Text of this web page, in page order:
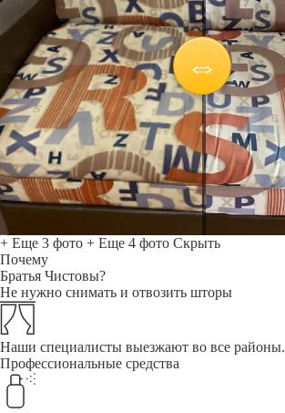
+ Еще 3 фото + Еще 4 фото Скрыть
Почему
Братья Чистовы?
Не нужно снимать и отвозить шторы
Наши специалисты выезжают во все районы.
Профессиональные средства